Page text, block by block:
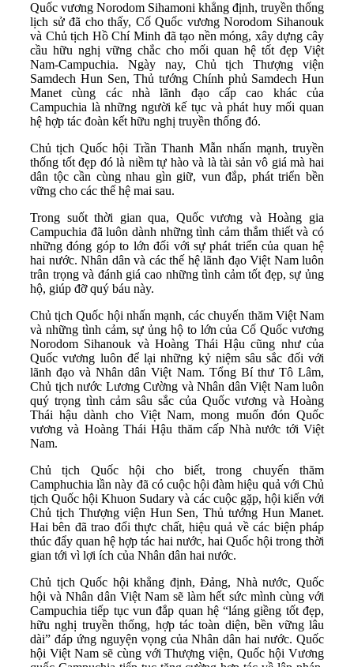
Quốc vương Norodom Sihamoni khẳng định, truyền thống
lịch sử đã cho thấy, Cố Quốc vương Norodom Sihanouk
và Chủ tịch Hồ Chí Minh đã tạo nền móng, xây dựng cây
cầu hữu nghị vững chắc cho mối quan hệ tốt đẹp Việt
Nam-Campuchia. Ngày nay, Chủ tịch Thượng viện
Samdech Hun Sen, Thủ tướng Chính phủ Samdech Hun
Manet cùng các nhà lãnh đạo cấp cao khác của
Campuchia là những người kế tục và phát huy mối quan
hệ hợp tác đoàn kết hữu nghị truyền thống đó.
Chủ tịch Quốc hội Trần Thanh Mẫn nhấn mạnh, truyền
thống tốt đẹp đó là niềm tự hào và là tài sản vô giá mà hai
dân tộc cần cùng nhau gìn giữ, vun đắp, phát triển bền
vững cho các thế hệ mai sau.
Trong suốt thời gian qua, Quốc vương và Hoàng gia
Campuchia đã luôn dành những tình cảm thắm thiết và có
những đóng góp to lớn đối với sự phát triển của quan hệ
hai nước. Nhân dân và các thế hệ lãnh đạo Việt Nam luôn
trân trọng và đánh giá cao những tình cảm tốt đẹp, sự ủng
hộ, giúp đỡ quý báu này.
Chủ tịch Quốc hội nhấn mạnh, các chuyến thăm Việt Nam
và những tình cảm, sự ủng hộ to lớn của Cố Quốc vương
Norodom Sihanouk và Hoàng Thái Hậu cũng như của
Quốc vương luôn để lại những kỷ niệm sâu sắc đối với
lãnh đạo và Nhân dân Việt Nam. Tổng Bí thư Tô Lâm,
Chủ tịch nước Lương Cường và Nhân dân Việt Nam luôn
quý trọng tình cảm sâu sắc của Quốc vương và Hoàng
Thái hậu dành cho Việt Nam, mong muốn đón Quốc
vương và Hoàng Thái Hậu thăm cấp Nhà nước tới Việt
Nam.
Chủ tịch Quốc hội cho biết, trong chuyến thăm
Camphuchia lần này đã có cuộc hội đàm hiệu quả với Chủ
tịch Quốc hội Khuon Sudary và các cuộc gặp, hội kiến với
Chủ tịch Thượng viện Hun Sen, Thủ tướng Hun Manet.
Hai bên đã trao đổi thực chất, hiệu quả về các biện pháp
thúc đẩy quan hệ hợp tác hai nước, hai Quốc hội trong thời
gian tới vì lợi ích của Nhân dân hai nước.
Chủ tịch Quốc hội khẳng định, Đảng, Nhà nước, Quốc
hội và Nhân dân Việt Nam sẽ làm hết sức mình cùng với
Campuchia tiếp tục vun đắp quan hệ “láng giềng tốt đẹp,
hữu nghị truyền thống, hợp tác toàn diện, bền vững lâu
dài” đáp ứng nguyện vọng của Nhân dân hai nước. Quốc
hội Việt Nam sẽ cùng với Thượng viện, Quốc hội Vương